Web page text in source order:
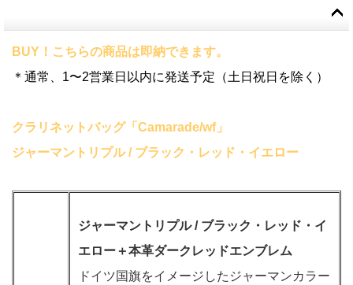
BUY！こちらの商品は即納できます。
＊通常、1〜2営業日以内に発送予定（土日祝日を除く）
クラリネットバッグ「Camarade/wf」
ジャーマントリプル / ブラック・レッド・イエロー
ジャーマントリプル / ブラック・レッド・イ
エロー＋本革ダークレッドエンブレム
ドイツ国旗をイメージしたジャーマンカラー